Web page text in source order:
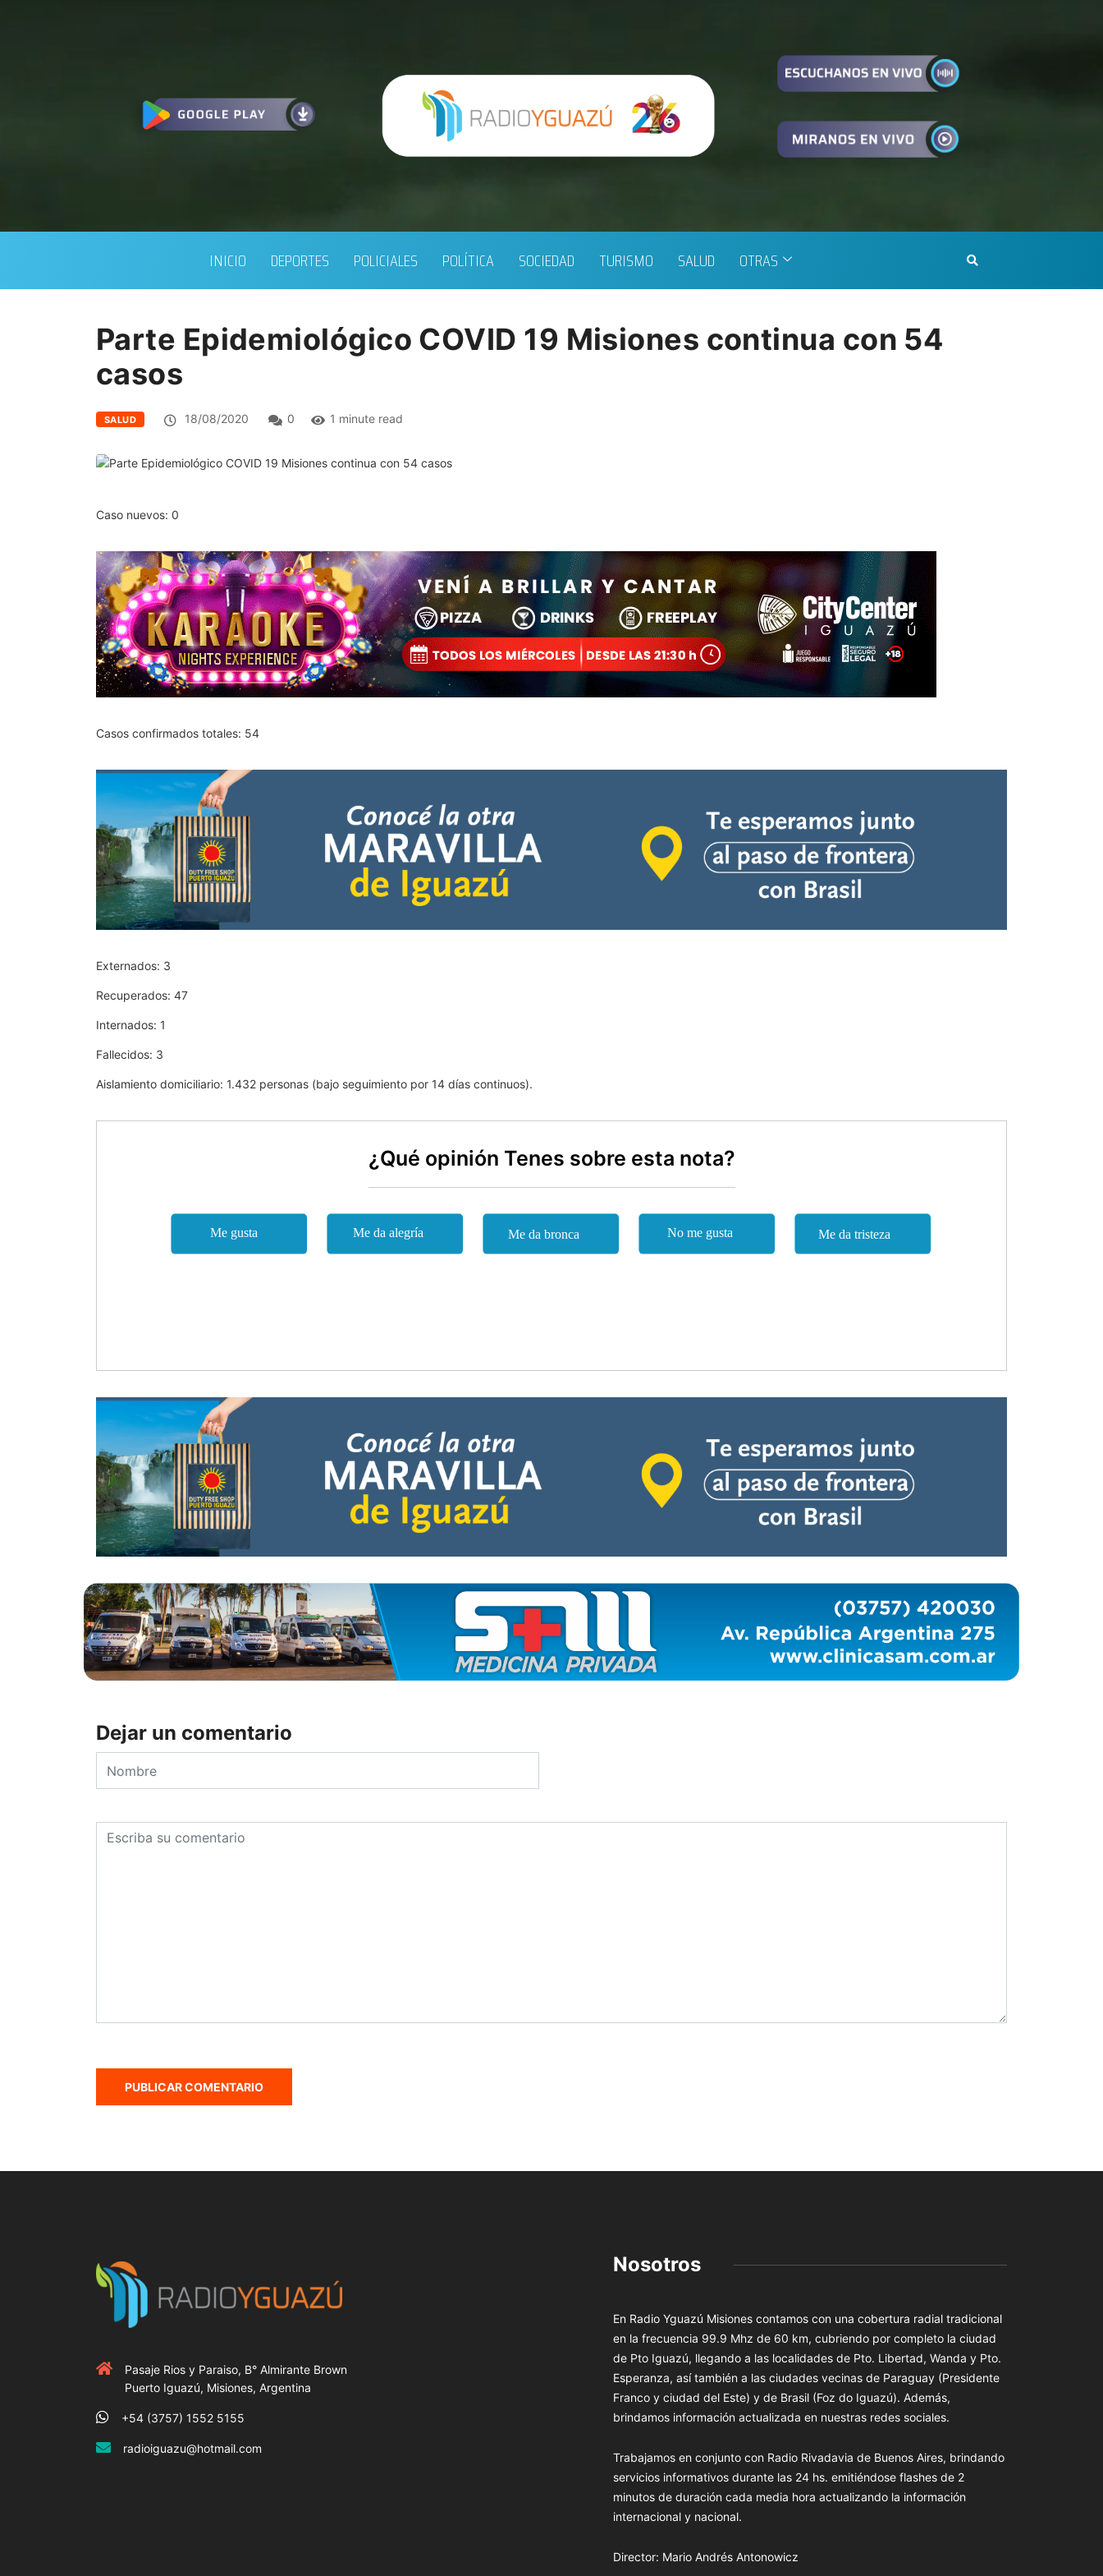
INICIO DEPORTES POLICIALES POLÍTICA SOCIEDAD TURISMO SALUD OTRAS
Parte Epidemiológico COVID 19 Misiones continua con 54
casos
SALUD 18/08/2020 0 1 minute read
Caso nuevos: 0
Casos confirmados totales: 54
Externados: 3
Recuperados: 47
Internados: 1
Fallecidos: 3
Aislamiento domiciliario: 1.432 personas (bajo seguimiento por 14 días continuos).
¿Qué opinión Tenes sobre esta nota?
Dejar un comentario
Pasaje Rios y Paraiso, B° Almirante Brown
Puerto Iguazú, Misiones, Argentina
+54 (3757) 1552 5155
radioiguazu@hotmail.com
Nosotros
En Radio Yguazú Misiones contamos con una cobertura radial tradicional
en la frecuencia 99.9 Mhz de 60 km, cubriendo por completo la ciudad
de Pto Iguazú, llegando a las localidades de Pto. Libertad, Wanda y Pto.
Esperanza, así también a las ciudades vecinas de Paraguay (Presidente
Franco y ciudad del Este) y de Brasil (Foz do Iguazú). Además,
brindamos información actualizada en nuestras redes sociales.
Trabajamos en conjunto con Radio Rivadavia de Buenos Aires, brindando
servicios informativos durante las 24 hs. emitiéndose flashes de 2
minutos de duración cada media hora actualizando la información
internacional y nacional.
Director: Mario Andrés Antonowicz